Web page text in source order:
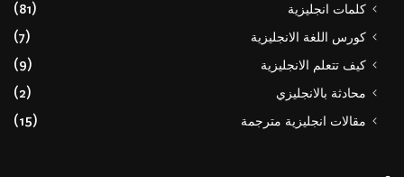
كلمات انجليزية
(81)
كورس اللغة الانجليزية
(7)
كيف تتعلم الانجليزية
(9)
محادثة بالانجليزي
(2)
مقالات انجليزية مترجمة
(15)